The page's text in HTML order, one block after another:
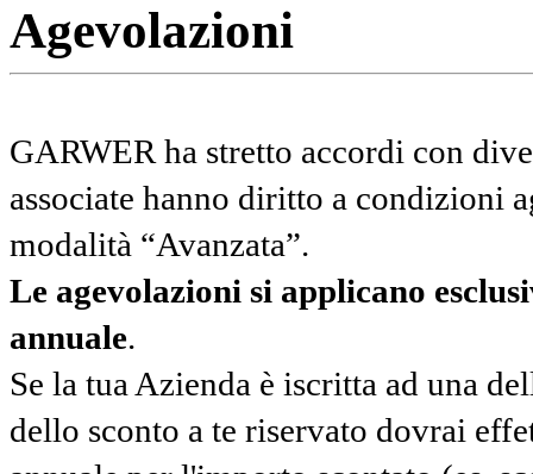
Agevolazioni
GARWER ha stretto accordi con
associate hanno diritto a condizioni
modalità “Avanzata”.
Le agevolazioni si applicano
annuale.
Se la tua Azienda è iscritta ad una
dello sconto a te riservato dovrai